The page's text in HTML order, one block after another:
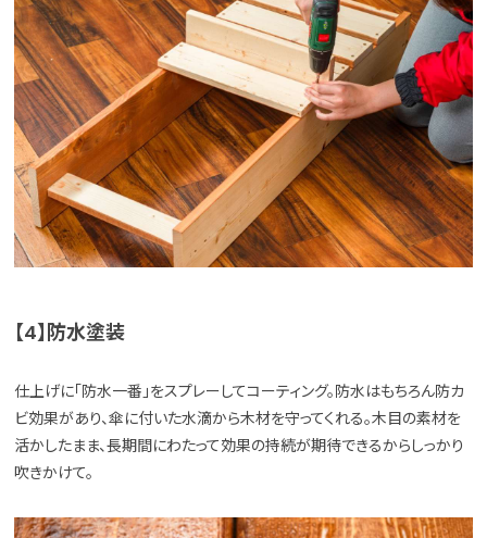
【4】防水塗装
仕上げに「防水一番」をスプレーしてコーティング。防水はもちろん防カ
ビ効果があり、傘に付いた水滴から木材を守ってくれる。木目の素材を
活かしたまま、長期間にわたって効果の持続が期待できるからしっかり
吹きかけて。